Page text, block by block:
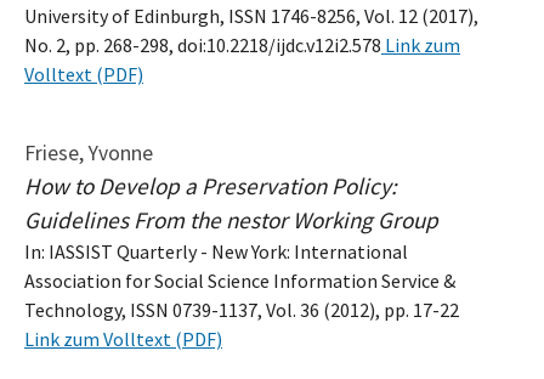
University of Edinburgh, ISSN 1746-8256, Vol. 12 (2017),
No. 2, pp. 268-298, doi:10.2218/ijdc.v12i2.578 Link zum
Volltext (PDF)
Friese, Yvonne
How to Develop a Preservation Policy:
Guidelines From the nestor Working Group
In: IASSIST Quarterly - New York: International
Association for Social Science Information Service &
Technology, ISSN 0739-1137, Vol. 36 (2012), pp. 17-22
Link zum Volltext (PDF)